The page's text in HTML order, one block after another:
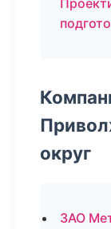
округ
ЗАО